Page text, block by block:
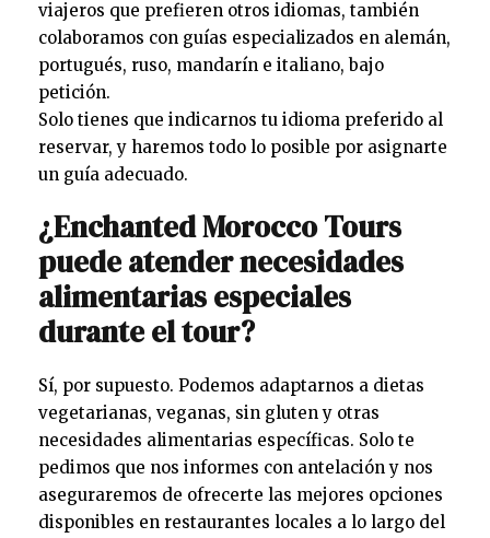
viajeros que prefieren otros idiomas, también
colaboramos con guías especializados en alemán,
portugués, ruso, mandarín e italiano, bajo
petición.
Solo tienes que indicarnos tu idioma preferido al
reservar, y haremos todo lo posible por asignarte
un guía adecuado.
¿Enchanted Morocco Tours
puede atender necesidades
alimentarias especiales
durante el tour?
Sí, por supuesto. Podemos adaptarnos a dietas
vegetarianas, veganas, sin gluten y otras
necesidades alimentarias específicas. Solo te
pedimos que nos informes con antelación y nos
aseguraremos de ofrecerte las mejores opciones
disponibles en restaurantes locales a lo largo del